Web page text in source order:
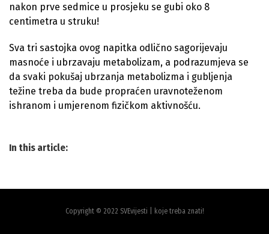
nakon prve sedmice u prosjeku se gubi oko 8
centimetra u struku!
Sva tri sastojka ovog napitka odlično sagorijevaju
masnoće i ubrzavaju metabolizam, a podrazumjeva se
da svaki pokušaj ubrzanja metabolizma i gubljenja
težine treba da bude propraćen uravnoteženom
ishranom i umjerenom fizičkom aktivnošću.
In this article:
Copyright © 2022 SVEvijesti | koje treba znati!